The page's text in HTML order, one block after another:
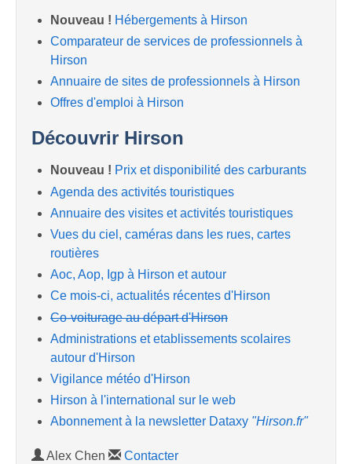
Nouveau ! Hébergements à Hirson
Comparateur de services de professionnels à
Hirson
Annuaire de sites de professionnels à Hirson
Offres d'emploi à Hirson
Découvrir Hirson
Nouveau ! Prix et disponibilité des carburants
Agenda des activités touristiques
Annuaire des visites et activités touristiques
Vues du ciel, caméras dans les rues, cartes
routières
Aoc, Aop, Igp à Hirson et autour
Ce mois-ci, actualités récentes d'Hirson
Co-voiturage au départ d'Hirson
Administrations et etablissements scolaires
autour d'Hirson
Vigilance météo d'Hirson
Hirson à l'international sur le web
Abonnement à la newsletter Dataxy "Hirson.fr"
Alex Chen
Contacter